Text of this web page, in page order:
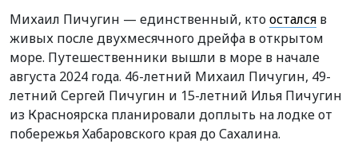
Михаил Пичугин — единственный, ктоостался в
живых после двухмесячного дрейфа в открытом
море. Путешественники вышли в море в начале
августа 2024 года. 46-летний Михаил Пичугин, 49-
летний Сергей Пичугин и 15-летний Илья Пичугин
из Красноярска планировали доплыть на лодке от
побережья Хабаровского края до Сахалина.